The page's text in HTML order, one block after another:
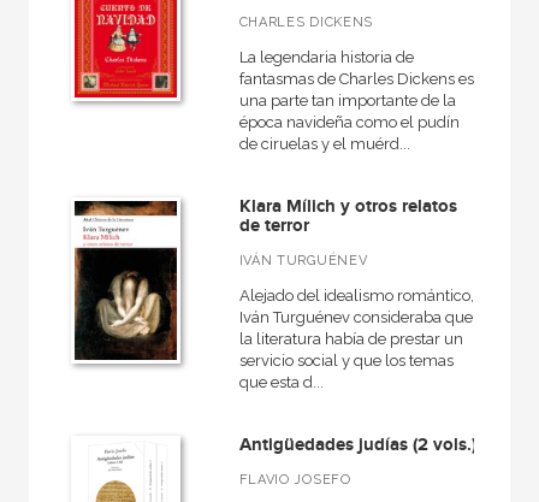
CHARLES DICKENS
La legendaria historia de
fantasmas de Charles Dickens es
una parte tan importante de la
época navideña como el pudín
de ciruelas y el muérd...
Klara Mílich y otros relatos
de terror
IVÁN TURGUÉNEV
Alejado del idealismo romántico,
Iván Turguénev consideraba que
la literatura había de prestar un
servicio social y que los temas
que esta d...
Antigüedades judías (2 vols.)
FLAVIO JOSEFO